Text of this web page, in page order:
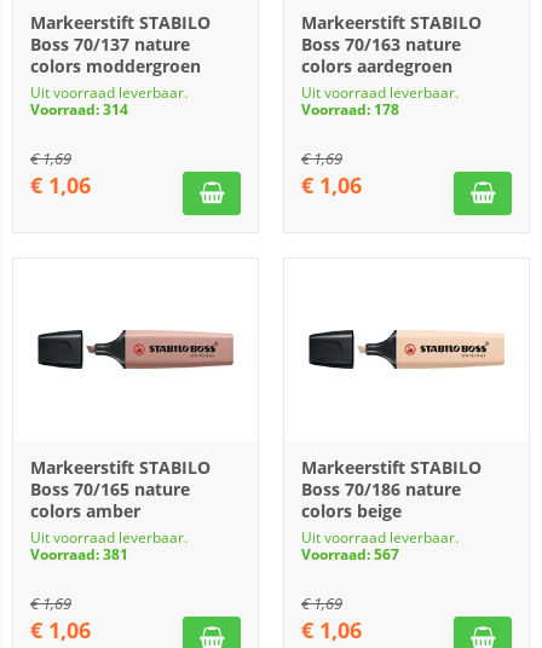
Markeerstift STABILO
Boss 70/137 nature
colors moddergroen
Uit voorraad leverbaar.
Voorraad: 314
€1,69
€ 1,06
Markeerstift STABILO
Boss 70/163 nature
colors aardegroen
Uit voorraad leverbaar.
Voorraad: 178
€1,69
€ 1,06
Markeerstift STABILO
Boss 70/165 nature
colors amber
Uit voorraad leverbaar.
Voorraad: 381
€1,69
€ 1,06
Markeerstift STABILO
Boss 70/186 nature
colors beige
Uit voorraad leverbaar.
Voorraad: 567
€1,69
€ 1,06